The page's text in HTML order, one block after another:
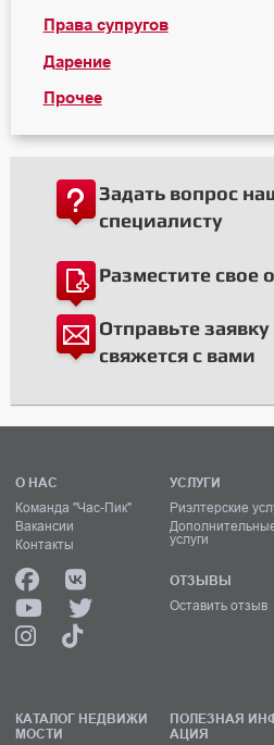
Права супругов
Дарение
Прочее
Задать вопрос
специалисту
Разместите свое
Отправьте
свяжется с вами
О НАС
Команда "Час-Пик"
Вакансии
Контакты
УСЛУГИ
Риэлтерские
услуги
ОТЗЫВЫ
Оставить отзыв
КАТАЛОГ НЕДВИЖИ
МОСТИ
ПОЛЕЗНАЯ
АЦИЯ